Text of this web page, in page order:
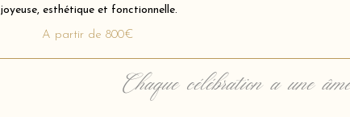
joyeuse, esthétique et fonctionnelle.
A partir de 800€
Chaque célébration a une